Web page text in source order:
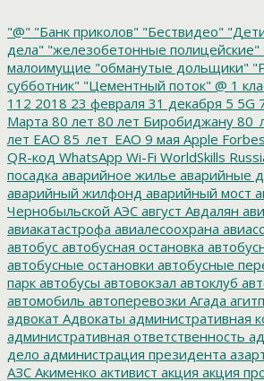
"@" "Банк приколов" "Бествидео"
дела" "железобетонные полицейские"
малоимущие "обманутые дольщики"
субботник" "Цементный поток" @ 1
112 2018 23 февраля 31 декабря 5 5G
Марта 80 лет 80 лет Биробиджану
лет ЕАО 85_лет_ЕАО 9 мая Apple Forbes
QR-код WhatsApp Wi-Fi WorldSkills
посадка аварийное жилье аварийные
аварийный жилфонд аварийный мост
Чернобыльской АЭС август Авдалян
авиакатастрофа авиалесоохрана
автобус автобусная остановка
автобусные остановки автобусные
парк автобусы автовокзал автоклуб
автомобиль автоперевозки Агада
адвокат Адвокаты административная
административная ответственность
дело администрация президента
АЗС Акименко активист акция акция